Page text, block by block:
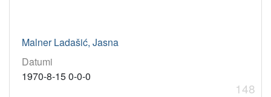
Malner Ladašić, Jasna
Datumi
1970-8-15 0-0-0
148